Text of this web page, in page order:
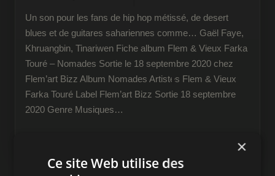
Un son pour les fans de hip hop métissé, de desert
blues et de guitares sahariennes comme… Gaël Faye,
Khruangbin, Tinariwen Fiche album Flem & Vieux Farka
Touré – Nomades Sortie le 18 septembre 2020 chez
Flem’art Bizz Album Nomades Artistes Flem & Vieux
Farka Touré Label Flem’art Bizz Sortie 18 septembre
2020 Genre Musiques…
VIEUX
×
Ce site Web utilise des